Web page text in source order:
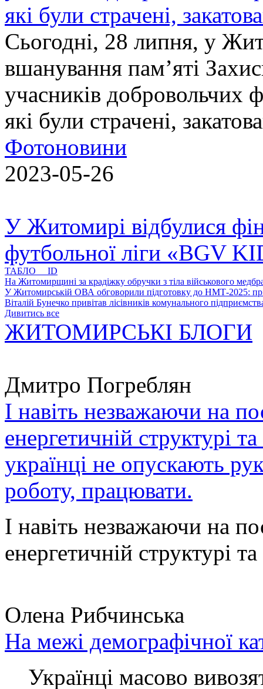
які були страчені,
Сьогодні, 28 липня, у
вшанування пам’яті
учасників добровольчих
які були страчені,
Фотоновини
2023-05-26
У Житомирі відбулися
футбольної ліги «BGV
ТАБЛО ID
На Житомирщині за крадіжку обручки з тіла військового
У Житомирській ОВА обговорили підготовку до НМТ-2025:
Віталій Бунечко привітав лісівників комунального
Дивитись все
ЖИТОМИРСЬКІ БЛОГИ
Дмитро Погреблян
І навіть незважаючи на
енергетичній структурі
українці не опускають
роботу, працювати.
І навіть незважаючи на
енергетичній структурі
Олена Рибчинська
На межі демографічної
Українці масово